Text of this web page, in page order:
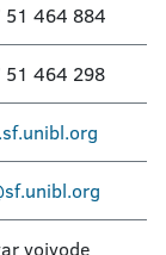
51 464 884
51 464 298
vojvode